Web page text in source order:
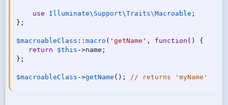
use Illuminate\ Support\Traits\Macroable ;
} ;
$macroableClass : : macro ( 'getName' , function ( )
{
return
$this ->name ;
} ;
$macroableClass ->getName ( ) ; // returns 'myName'